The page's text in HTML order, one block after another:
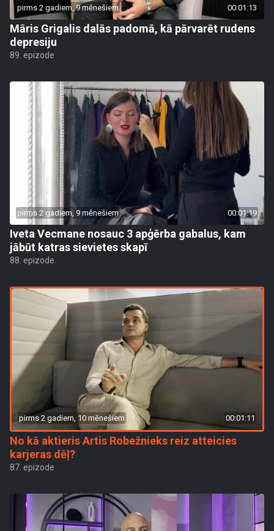
pirms 2 gadiem, 9 mēnešiem 00:01:13
Māris Grigalis dalās padomā, kā pārvarēt rudens
depresiju
89. epizode
pirms 2 gadiem, 9 mēnešiem 00:01:19
Iveta Vecmane nosauc 3 apģērba gabalus, kam
jābūt katras sievietes skapī
88. epizode
pirms 2 gadiem, 10 mēnešiem 00:01:11
No kā aktieris Artis Robežnieks reiz atteicies
karjeras dēļ?
87. epizode